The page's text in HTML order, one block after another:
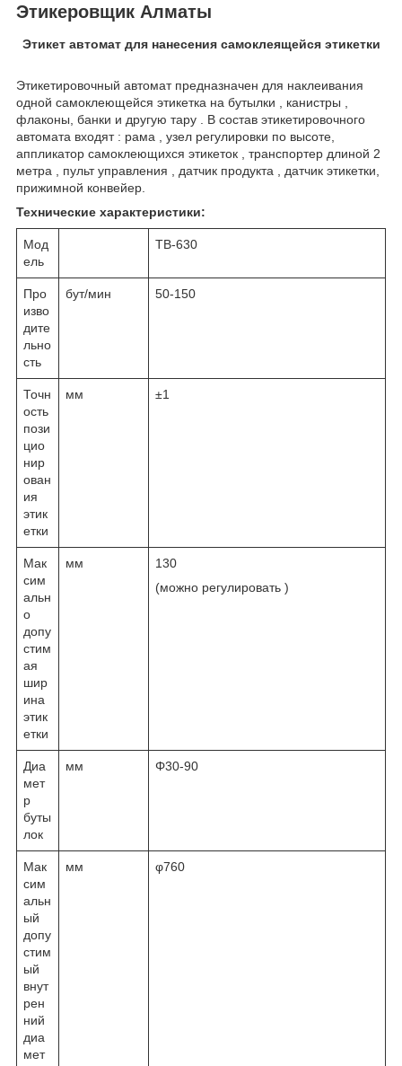
Этикеровщик Алматы
Этикет автомат для нанесения самоклеящейся этикетки
Этикетировочный автомат предназначен для наклеивания
одной самоклеющейся этикетка на бутылки , канистры ,
флаконы, банки и другую тару . В состав этикетировочного
автомата входят : рама , узел регулировки по высоте,
аппликатор самоклеющихся этикеток , транспортер длиной 2
метра , пульт управления , датчик продукта , датчик этикетки,
прижимной конвейер.
Технические характеристики:
Мод
ель
TB-630
Про
изво
дите
льно
сть
бут/мин 50-150
Точн
ость
пози
цио
нир
ован
ия
этик
етки
мм ±1
Мак
сим
альн
о
допу
стим
ая
шир
ина
этик
етки
мм
130
(можно регулировать )
Диа
мет
р
буты
лок
мм Φ30-90
Мак
сим
альн
ый
допу
стим
ый
внут
рен
ний
диа
мет
мм φ760